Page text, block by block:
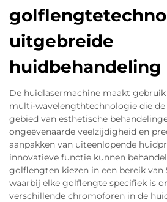
uitgebreide
huidbehandeling
De huidlasermachine maakt gebruik
multi-wavelengthtechnologie die de
gebied van esthetische
ongeëvenaarde veelzijdigheid en
aanpakken van uiteenlopende
innovatieve functie kunnen
golflengten kiezen in een bereik van
waarbij elke golflengte specifiek is
verschillende chromoforen in de